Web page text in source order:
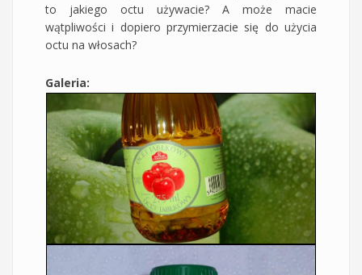
to jakiego octu używacie? A może macie
wątpliwości i dopiero przymierzacie się do użycia
octu na włosach?
Galeria: